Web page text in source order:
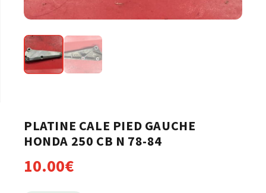
PLATINE CALE PIED GAUCHE
HONDA 250 CB N 78-84
10.00€